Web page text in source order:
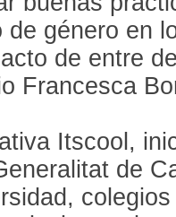
de género en
de entre
Francesca
Itscool,
de